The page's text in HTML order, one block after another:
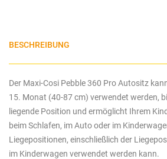
BESCHREIBUNG
Der Maxi-Cosi Pebble 360 Pro Autositz
15. Monat (40-87 cm) verwendet werden,
liegende Position und ermöglicht Ihrem
beim Schlafen, im Auto oder im
Liegepositionen, einschließlich der
im Kinderwagen verwendet werden kann.